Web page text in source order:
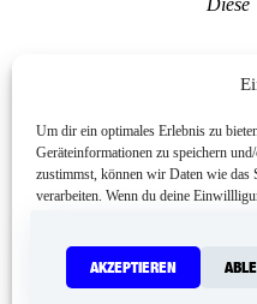
Um dir ein optimales Erlebnis zu
Geräteinformationen zu speichern
zustimmst, können wir Daten wie das
verarbeiten. Wenn du deine
Akzeptieren
AKZEPTIEREN
Diese